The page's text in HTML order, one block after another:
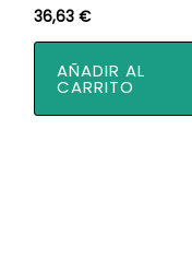
36,63 €
AÑADIR AL
CARRITO